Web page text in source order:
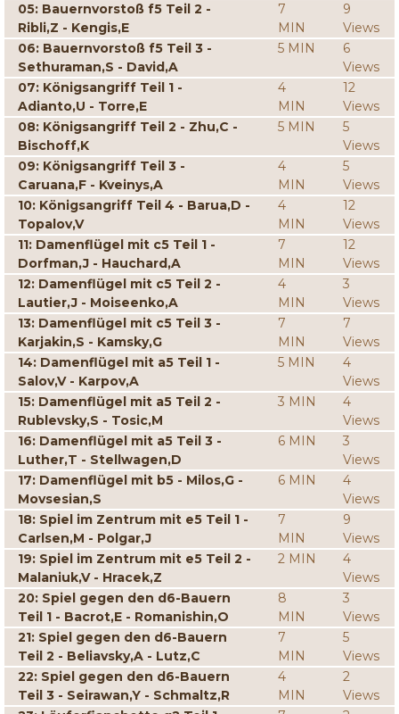
05: Bauernvorstoß f5 Teil 2 -
Ribli,Z - Kengis,E
7
MIN
9
Views
06: Bauernvorstoß f5 Teil 3 -
Sethuraman,S - David,A
5 MIN
6
Views
07: Königsangriff Teil 1 -
Adianto,U - Torre,E
4
MIN
12
Views
08: Königsangriff Teil 2 - Zhu,C -
Bischoff,K
5 MIN
5
Views
09: Königsangriff Teil 3 -
Caruana,F - Kveinys,A
4
MIN
5
Views
10: Königsangriff Teil 4 - Barua,D -
Topalov,V
4
MIN
12
Views
11: Damenflügel mit c5 Teil 1 -
Dorfman,J - Hauchard,A
7
MIN
12
Views
12: Damenflügel mit c5 Teil 2 -
Lautier,J - Moiseenko,A
4
MIN
3
Views
13: Damenflügel mit c5 Teil 3 -
Karjakin,S - Kamsky,G
7
MIN
7
Views
14: Damenflügel mit a5 Teil 1 -
Salov,V - Karpov,A
5 MIN
4
Views
15: Damenflügel mit a5 Teil 2 -
Rublevsky,S - Tosic,M
3 MIN
4
Views
16: Damenflügel mit a5 Teil 3 -
Luther,T - Stellwagen,D
6 MIN
3
Views
17: Damenflügel mit b5 - Milos,G -
Movsesian,S
6 MIN
4
Views
18: Spiel im Zentrum mit e5 Teil 1 -
Carlsen,M - Polgar,J
7
MIN
9
Views
19: Spiel im Zentrum mit e5 Teil 2 -
Malaniuk,V - Hracek,Z
2 MIN
4
Views
20: Spiel gegen den d6-Bauern
Teil 1 - Bacrot,E - Romanishin,O
8
MIN
3
Views
21: Spiel gegen den d6-Bauern
Teil 2 - Beliavsky,A - Lutz,C
7
MIN
5
Views
22: Spiel gegen den d6-Bauern
Teil 3 - Seirawan,Y - Schmaltz,R
4
MIN
2
Views